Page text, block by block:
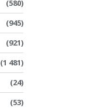
(580)
(945)
(921)
(1 481)
(24)
(53)